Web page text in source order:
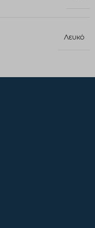
Λευκό